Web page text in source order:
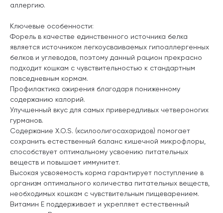
аллергию.
Ключевые особенности:
Форель в качестве единственного источника белка
является источником легкоусваиваемых гипоаллергенных
белков и углеводов, поэтому данный рацион прекрасно
подходит кошкам с чувствительностью к стандартным
повседневным кормам.
Профилактика ожирения благодаря пониженному
содержанию калорий.
Улучшенный вкус для самых привередливых четвероногих
гурманов.
Содержание X.O.S. (ксилоолигосахаридов) помогает
сохранить естественный баланс кишечной микрофлоры,
способствует оптимальному усвоению питательных
веществ и повышает иммунитет.
Высокая усвояемость корма гарантирует поступление в
организм оптимального количества питательных веществ,
необходимых кошкам с чувствительным пищеварением.
Витамин Е поддерживает и укрепляет естественный